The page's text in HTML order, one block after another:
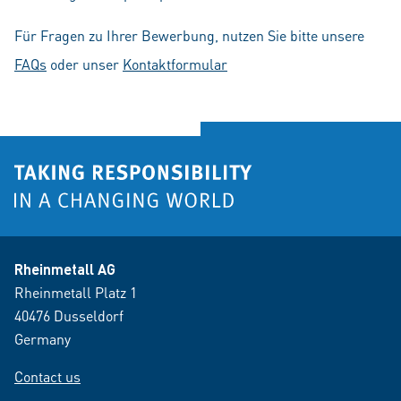
Für Fragen zu Ihrer Bewerbung, nutzen Sie bitte unsere
FAQs oder unser Kontaktformular
Rheinmetall AG
Rheinmetall Platz 1
40476 Dusseldorf
Germany
Contact us